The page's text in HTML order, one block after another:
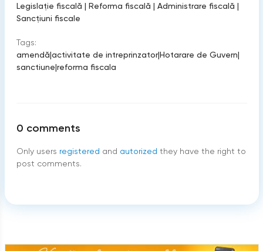
Legislație fiscală | Reforma fiscală | Administrare fiscală |
Sancțiuni fiscale
Tags:
amendă|activitate de intreprinzator|Hotarare de Guvern|
sanctiune|reforma fiscala
0 comments
Only users registered and autorized they have the right to
post comments.